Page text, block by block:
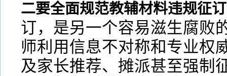
二要全面规范教辅材料违规征
订，是另一个容易滋生腐败
师利用信息不对称和专业权
及家长推荐、摊派甚至强制